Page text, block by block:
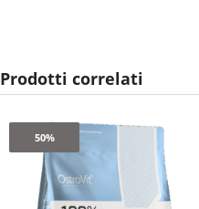
Prodotti correlati
50%